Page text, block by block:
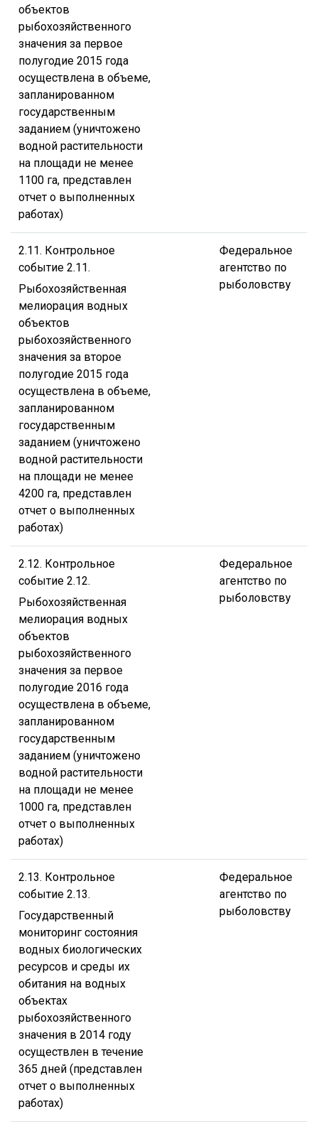
объектов
рыбохозяйственного
значения за первое
полугодие 2015 года
осуществлена в объеме,
запланированном
государственным
заданием (уничтожено
водной растительности
на площади не менее
1100 га, представлен
отчет о выполненных
работах)
2.11. Контрольное
событие 2.11.
Рыбохозяйственная
мелиорация водных
объектов
рыбохозяйственного
значения за второе
полугодие 2015 года
осуществлена в объеме,
запланированном
государственным
заданием (уничтожено
водной растительности
на площади не менее
4200 га, представлен
отчет о выполненных
работах)
Федеральное
агентство по
рыболовству
2.12. Контрольное
событие 2.12.
Рыбохозяйственная
мелиорация водных
объектов
рыбохозяйственного
значения за первое
полугодие 2016 года
осуществлена в объеме,
запланированном
государственным
заданием (уничтожено
водной растительности
на площади не менее
1000 га, представлен
отчет о выполненных
работах)
Федеральное
агентство по
рыболовству
2.13. Контрольное
событие 2.13.
Государственный
мониторинг состояния
водных биологических
ресурсов и среды их
обитания на водных
объектах
рыбохозяйственного
значения в 2014 году
осуществлен в течение
365 дней (представлен
отчет о выполненных
работах)
Федеральное
агентство по
рыболовству